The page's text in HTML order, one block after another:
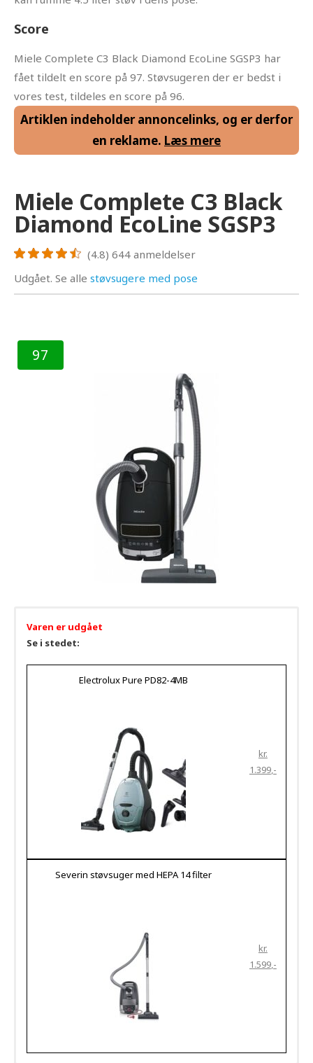
Score
Miele Complete C3 Black Diamond EcoLine SGSP3 har
fået tildelt en score på 97. Støvsugeren der er bedst i
vores test, tildeles en score på 96.
Artiklen indeholder annoncelinks, og er derfor
en reklame. Læs mere
Miele Complete C3 Black
Diamond EcoLine SGSP3
(4.8) 644 anmeldelser
Udgået. Se alle støvsugere med pose
97
Varen er udgået
Se i stedet:
Electrolux Pure PD82-4MB
kr.
1.399
Severin støvsuger med HEPA 14 filter
kr.
1.599